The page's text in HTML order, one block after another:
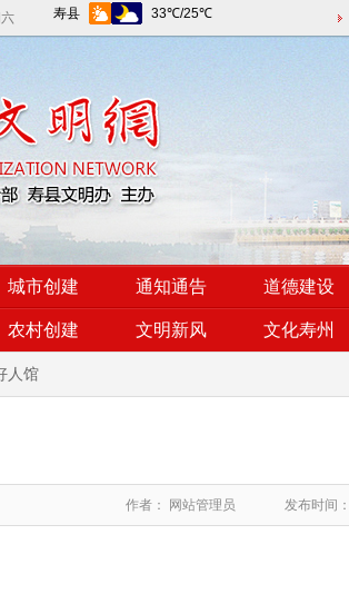
城市创建 通知通告 道德建设
农村创建 文明新风 文化寿州
人馆
作者： 网站管理员 发布时间